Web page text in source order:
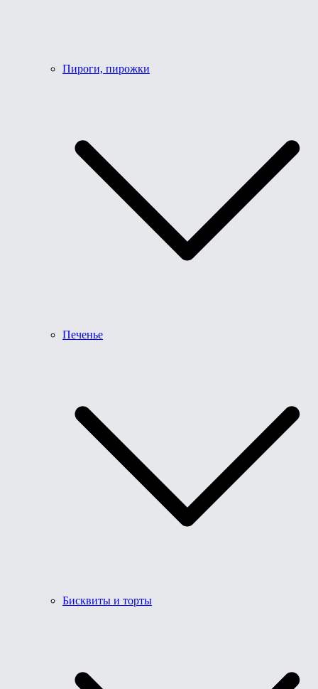
Пироги, пирожки
Печенье
Бисквиты и торты